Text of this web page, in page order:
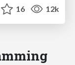
16 12k